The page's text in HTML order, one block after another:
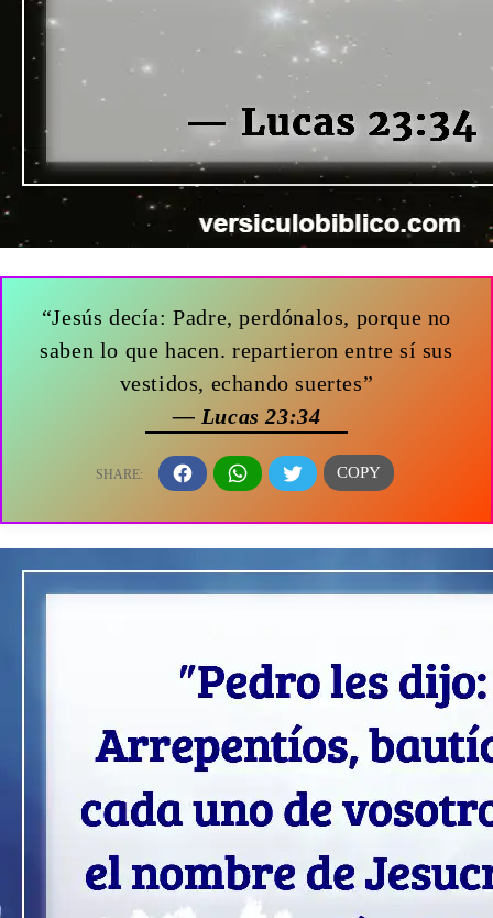
“Jesús decía: Padre, perdónalos, porque no
saben lo que hacen. repartieron entre sí sus
vestidos, echando suertes”
— Lucas 23:34